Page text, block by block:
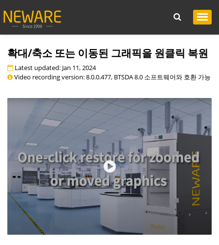
확대/축소 또는 이동된 그래픽을 원클릭 복원
Latest updated: Jan 11, 2024
Video recording version: 8.0.0.477, BTSDA 8.0 소프트웨어와 호환 가능